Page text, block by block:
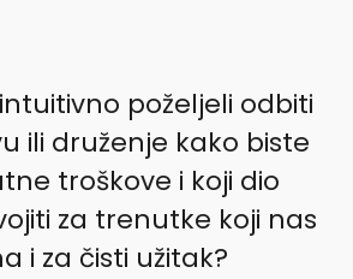
poželjeli odbiti
ili druženje kako biste
troškove i koji dio
za trenutke koji nas
i za čisti užitak?